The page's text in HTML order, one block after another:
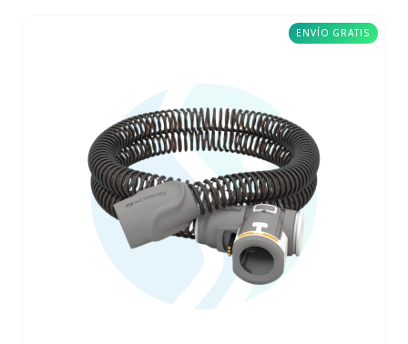
ENVÍO GRATIS